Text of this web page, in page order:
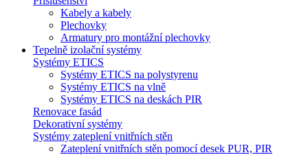
Kabely a kabely
Plechovky
Armatury pro montážní plechovky
Tepelně izolační systémy
Systémy ETICS
Systémy ETICS na polystyrenu
Systémy ETICS na vlně
Systémy ETICS na deskách PIR
Renovace fasád
Dekorativní systémy
Systémy zateplení vnitřních stěn
Zateplení vnitřních stěn pomocí desek PUR, PIR